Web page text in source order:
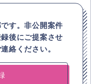
す。非公開案件
後にご提案させ
絡ください。